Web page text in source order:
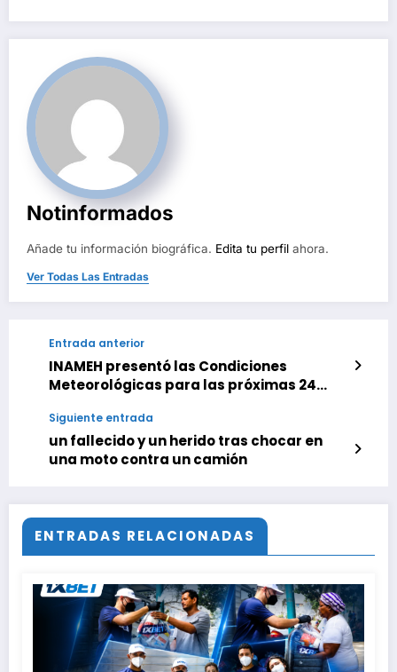
Notinformados
Añade tu información biográfica. Edita tu perfil ahora.
Ver Todas Las Entradas
Entrada anterior
INAMEH presentó las Condiciones
Meteorológicas para las próximas 24
Siguiente entrada
un fallecido y un herido tras chocar en
una moto contra un camión
ENTRADAS RELACIONADAS